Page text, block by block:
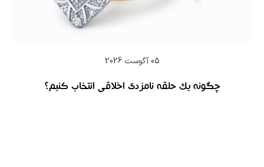
05 آگوست 2026
چگونه یک حلقه نامزدی اخلاقی انتخاب کنیم؟